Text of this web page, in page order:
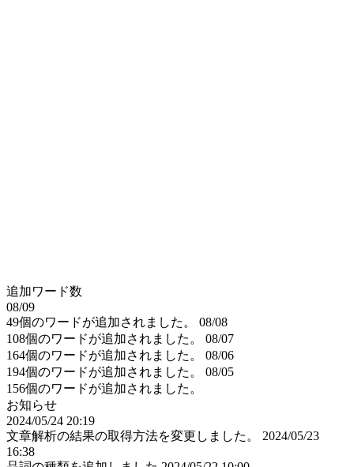
追加ワード数
08/09
49個のワードが追加されました。
08/08
108個のワードが追加されました。
08/07
164個のワードが追加されました。
08/06
194個のワードが追加されました。
08/05
156個のワードが追加されました。
お知らせ
2024/05/24 20:19
文章解析の結果の取得方法を変更しました。
2024/05/23
16:38